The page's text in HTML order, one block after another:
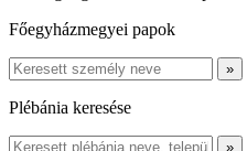
Főegyházmegyei papok
Plébánia keresése